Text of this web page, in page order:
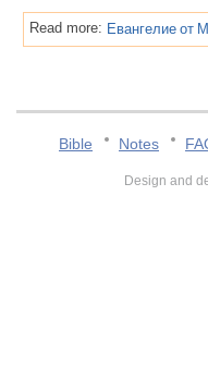
Read more:
Bible Notes
Design and